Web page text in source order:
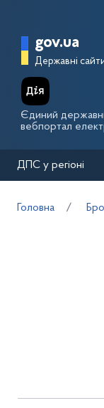
Головна
gov.ua
Державні
Єдиний
вебпортал
ДПС у регіоні
Головна